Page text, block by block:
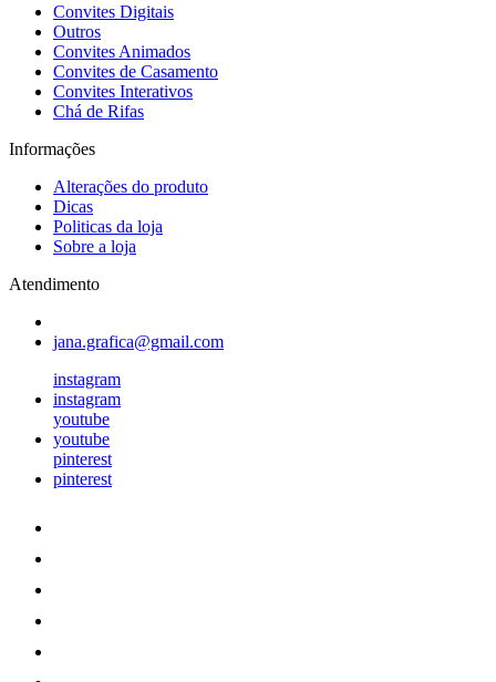
Convites Digitais
Outros
Convites Animados
Convites de Casamento
Convites Interativos
Chá de Rifas
Informações
Alterações do produto
Dicas
Politicas da loja
Sobre a loja
Atendimento
jana.grafica@gmail.com
instagram
instagram
youtube
youtube
pinterest
pinterest